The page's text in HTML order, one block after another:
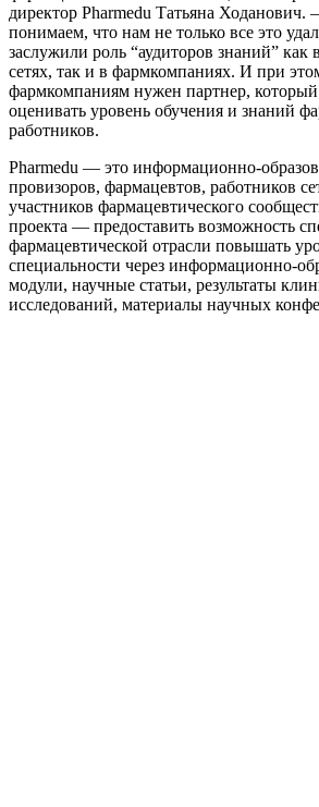
директор Pharmedu Татьяна
понимаем, что нам не только все это
заслужили роль “аудиторов знаний” как
сетях, так и в фармкомпаниях. И при
фармкомпаниям нужен партнер,
оценивать уровень обучения и знаний
работников.
Pharmedu — это информационно-
провизоров, фармацевтов, работников
участников фармацевтического
проекта — предоставить возможность
фармацевтической отрасли повышать
специальности через информационно-
модули, научные статьи, результаты
исследований, материалы научных